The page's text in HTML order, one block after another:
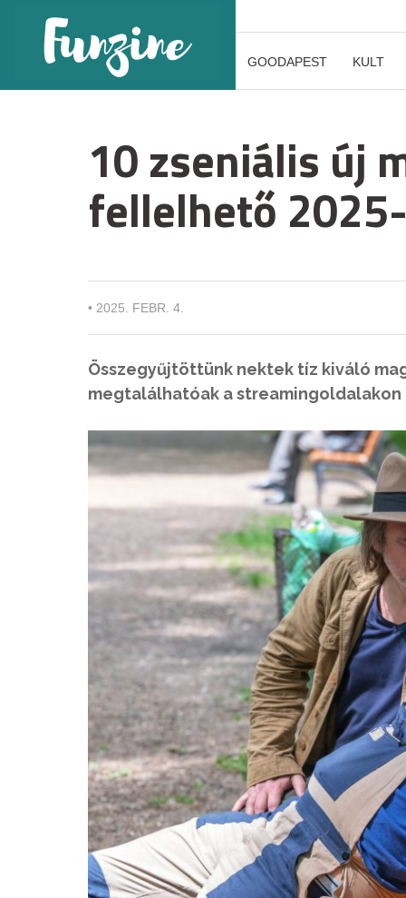
GOODAPEST KULT
10 zseniális új
fellelhető
• 2025. FEBR. 4.
Összegyűjtöttünk nektek tíz kiváló
megtalálhatóak a streamingoldalakon